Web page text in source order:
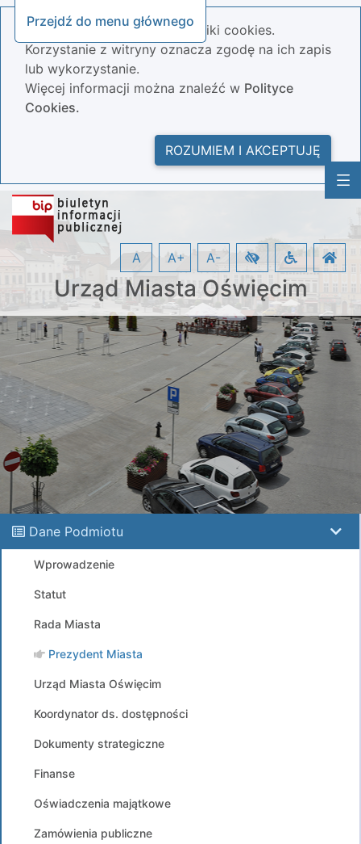
Przejdź do menu głównego
Nasza strona wykorzystuje pliki cookies.
Korzystanie z witryny oznacza zgodę na ich zapis
lub wykorzystanie.
Więcej informacji można znaleźć w Polityce
Cookies.
ROZUMIEM I AKCEPTUJĘ
Urząd Miasta Oświęcim
A A+ A-
Dane Podmiotu
Wprowadzenie
Statut
Rada Miasta
Prezydent Miasta
Urząd Miasta Oświęcim
Koordynator ds. dostępności
Dokumenty strategiczne
Finanse
Oświadczenia majątkowe
Zamówienia publiczne